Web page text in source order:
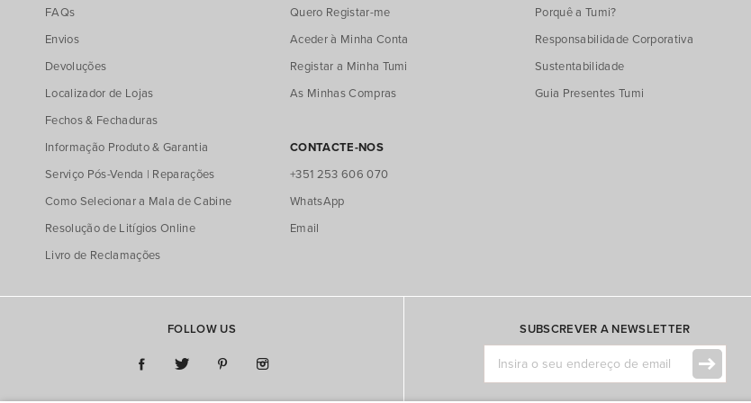
FAQs
Envios
Devoluções
Localizador de Lojas
Fechos & Fechaduras
Informação Produto & Garantia
Serviço Pós-Venda | Reparações
Como Selecionar a Mala de Cabine
Resolução de Litígios Online
Livro de Reclamações
Quero Registar-me
Aceder à Minha Conta
Registar a Minha Tumi
As Minhas Compras
CONTACTE-NOS
+351 253 606 070
WhatsApp
Email
Porquê a Tumi?
Responsabilidade Corporativa
Sustentabilidade
Guia Presentes Tumi
FOLLOW US SUBSCREVER A NEWSLETTER